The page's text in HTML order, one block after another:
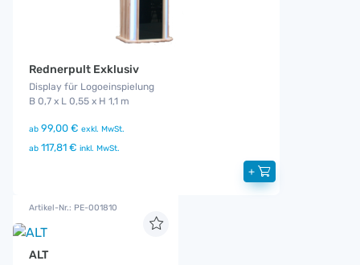
Rednerpult Exklusiv
Display für Logoeinspielung
B 0,7 x L 0,55 x H 1,1 m
ab 99,00 € exkl. MwSt.
ab 117,81 € inkl. MwSt.
+
Artikel-Nr.: PE-001810
ALT